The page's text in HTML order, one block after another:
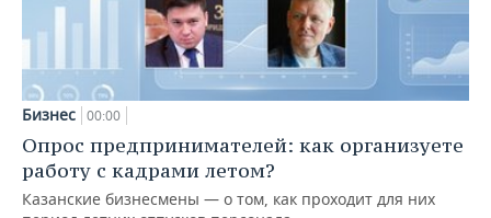
Бизнес 00:00
Опрос предпринимателей: как организуете
работу с кадрами летом?
Казанские бизнесмены — о том, как проходит для них